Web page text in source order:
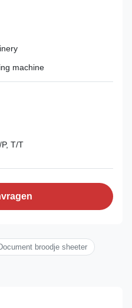
machine
T/T
broodje sheeter